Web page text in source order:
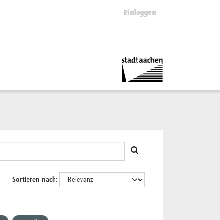
Einloggen
Sortieren nach